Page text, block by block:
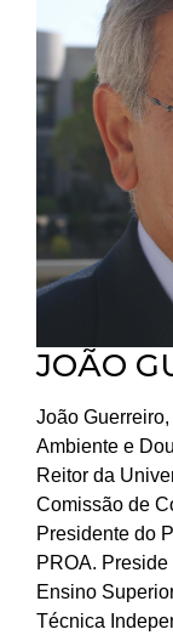
JOÃO
João
Ambiente e
Reitor da
Comissão de
Presidente do
PROA.
Ensino
Técnica